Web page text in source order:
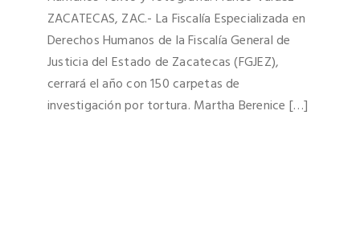
ZACATECAS, ZAC.- La Fiscalía Especializada en
Derechos Humanos de la Fiscalía General de
Justicia del Estado de Zacatecas (FGJEZ),
cerrará el año con 150 carpetas de
investigación por tortura. Martha Berenice […]